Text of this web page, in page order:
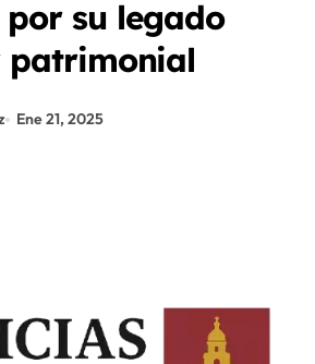
su legado
patrimonial
Ene 21, 2025